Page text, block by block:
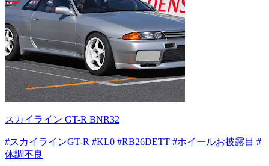
スカイライン GT-R BNR32
#スカイラインGT-R #KL0 #RB26DETT #ホイールお披露目 #
体調不良